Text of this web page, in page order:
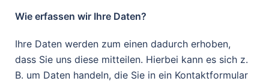
Wie erfassen wir Ihre Daten?
Ihre Daten werden zum einen dadurch erhoben,
dass Sie uns diese mitteilen. Hierbei kann es sich z.
B. um Daten handeln, die Sie in ein Kontaktformular